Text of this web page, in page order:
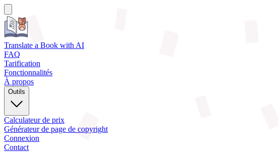
Translate a Book with AI
FAQ
Tarification
Fonctionnalités
À propos
Outils
Calculateur de prix
Générateur de page de copyright
Connexion
Contact